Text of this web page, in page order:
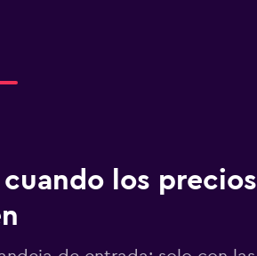
los precios